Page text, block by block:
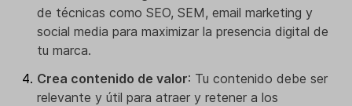
de técnicas como SEO, SEM, email marketing y
social media para maximizar la presencia digital de
tu marca.
Crea contenido de valor: Tu contenido debe ser
relevante y útil para atraer y retener a los